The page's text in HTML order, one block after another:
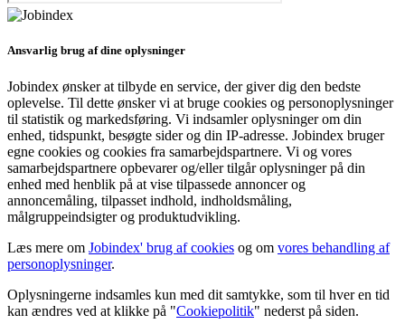
Ansvarlig brug af dine oplysninger
Jobindex ønsker at tilbyde en service, der giver dig den bedste
oplevelse. Til dette ønsker vi at bruge cookies og personoplysninger
til statistik og markedsføring. Vi indsamler oplysninger om din
enhed, tidspunkt, besøgte sider og din IP-adresse. Jobindex bruger
egne cookies og cookies fra samarbejdspartnere. Vi og vores
samarbejdspartnere opbevarer og/eller tilgår oplysninger på din
enhed med henblik på at vise tilpassede annoncer og
annoncemåling, tilpasset indhold, indholdsmåling,
målgruppeindsigter og produktudvikling.
Læs mere om Jobindex' brug af cookies og om vores behandling af
personoplysninger.
Oplysningerne indsamles kun med dit samtykke, som til hver en tid
kan ændres ved at klikke på "Cookiepolitik" nederst på siden.